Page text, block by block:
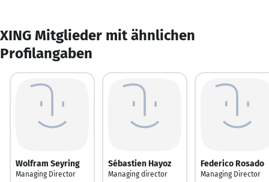
XING Mitglieder mit ähnlichen
Profilangaben
Wolfram Seyring
Managing Director
Sébastien Hayoz
Managing director
Federico Rosado
Managing Director